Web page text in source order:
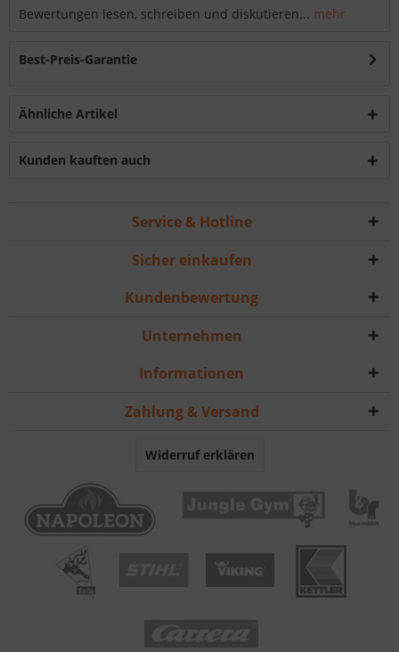
Bewertungen lesen, schreiben und diskutieren... mehr
Best-Preis-Garantie
Ähnliche Artikel
Kunden kauften auch
Service & Hotline
Sicher einkaufen
Kundenbewertung
Unternehmen
Informationen
Zahlung & Versand
Widerruf erklären